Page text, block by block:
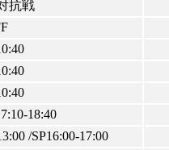
抗戦
18:40
/SP16:00-17:00